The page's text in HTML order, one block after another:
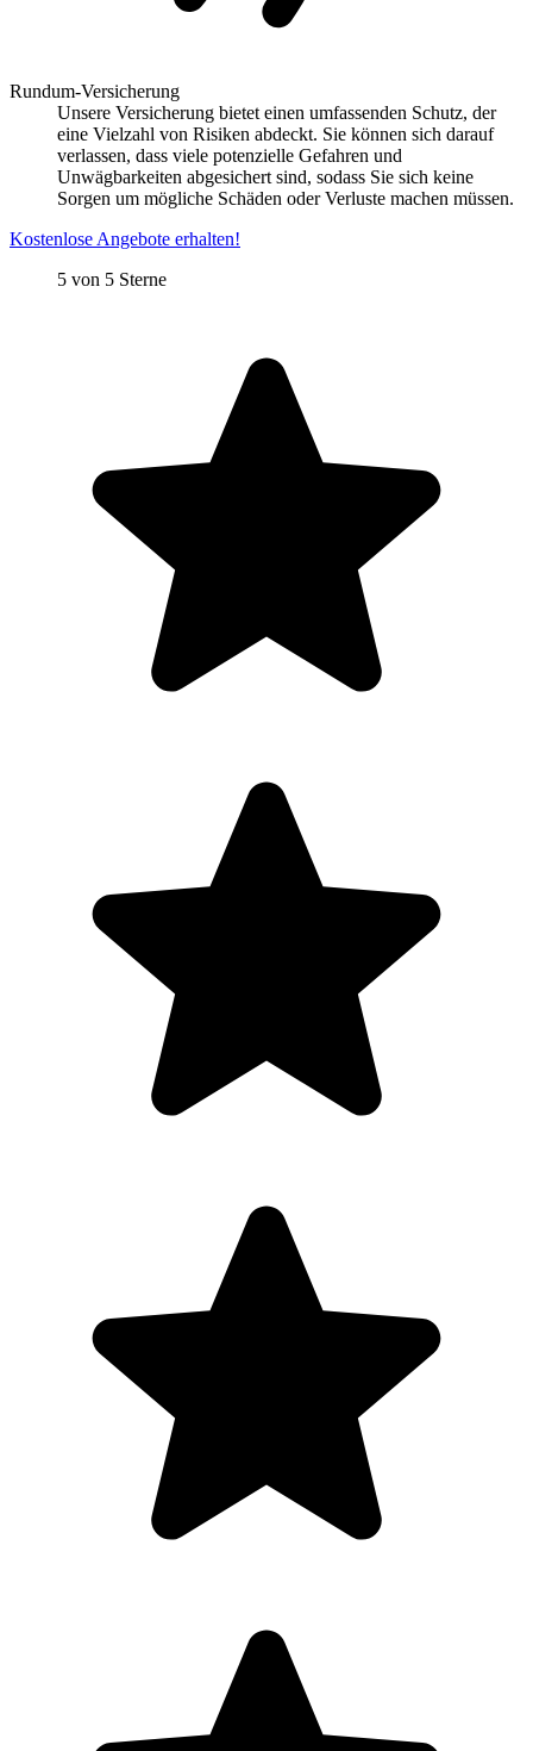
Rundum-Versicherung
Unsere Versicherung bietet einen umfassenden Schutz, der
eine Vielzahl von Risiken abdeckt. Sie können sich darauf
verlassen, dass viele potenzielle Gefahren und
Unwägbarkeiten abgesichert sind, sodass Sie sich keine
Sorgen um mögliche Schäden oder Verluste machen müssen.
Kostenlose Angebote erhalten!
5 von 5 Sterne